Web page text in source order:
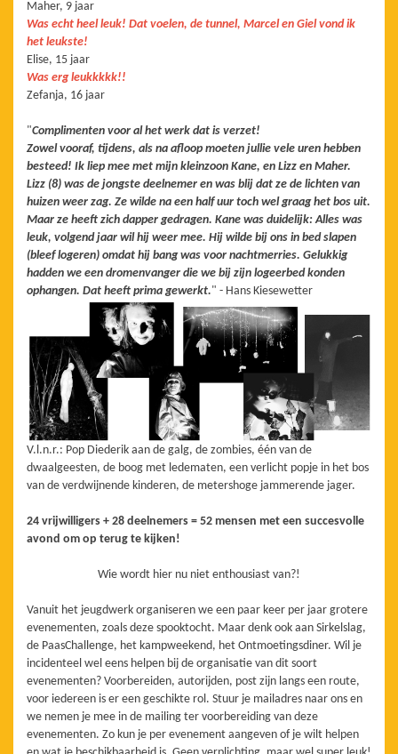
Maher, 9 jaar
Was echt heel leuk! Dat voelen, de tunnel, Marcel en Giel vond ik
het leukste!
Elise, 15 jaar
Was erg leukkkkk!!
Zefanja, 16 jaar
"Complimenten voor al het werk dat is verzet!
Zowel vooraf, tijdens, als na afloop moeten jullie vele uren hebben
besteed! Ik liep mee met mijn kleinzoon Kane, en Lizz en Maher.
Lizz (8) was de jongste deelnemer en was blij dat ze de lichten van
huizen weer zag. Ze wilde na een half uur toch wel graag het bos uit.
Maar ze heeft zich dapper gedragen. Kane was duidelijk: Alles was
leuk, volgend jaar wil hij weer mee. Hij wilde bij ons in bed slapen
(bleef logeren) omdat hij bang was voor nachtmerries. Gelukkig
hadden we een dromenvanger die we bij zijn logeerbed konden
ophangen. Dat heeft prima gewerkt." - Hans Kiesewetter
V.l.n.r.: Pop Diederik aan de galg, de zombies, één van de
dwaalgeesten, de boog met ledematen, een verlicht popje in het bos
van de verdwijnende kinderen, de metershoge jammerende jager.
24 vrijwilligers + 28 deelnemers = 52 mensen met een succesvolle
avond om op terug te kijken!
Wie wordt hier nu niet enthousiast van?!
Vanuit het jeugdwerk organiseren we een paar keer per jaar grotere
evenementen, zoals deze spooktocht. Maar denk ook aan Sirkelslag,
de PaasChallenge, het kampweekend, het Ontmoetingsdiner. Wil je
incidenteel wel eens helpen bij de organisatie van dit soort
evenementen? Voorbereiden, autorijden, post zijn langs een route,
voor iedereen is er een geschikte rol. Stuur je mailadres naar ons en
we nemen je mee in de mailing ter voorbereiding van deze
evenementen. Zo kun je per evenement aangeven of je wilt helpen